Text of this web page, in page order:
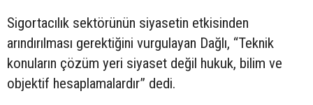
Sigortacılık sektörünün siyasetin etkisinden
arındırılması gerektiğini vurgulayan Dağlı, “Teknik
konuların çözüm yeri siyaset değil hukuk, bilim ve
objektif hesaplamalardır” dedi.